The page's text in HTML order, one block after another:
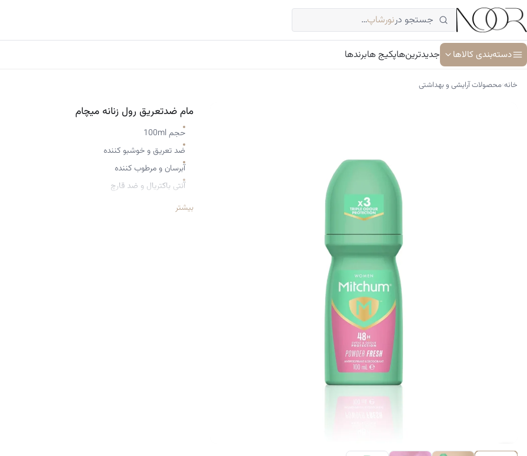
رفتن
به
محتوا
جستجو درنورشاپ…
دسته‌بندی کالاها جدیدترین‌هاپکیج هابرندها
خانه›محصولات آرایشی و بهداشتی
مام ضدتعریق رول زنانه میچام
حجم 100ml
ضد تعریق و خوشبو کننده
آبرسان و مرطوب کننده
آنتی باکتریال و ضد قارچ
طراحی شده برای بانوانبیشتر